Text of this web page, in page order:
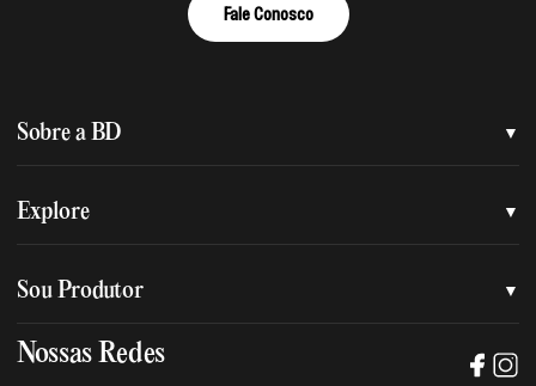
Fale Conosco
Sobre a BD
Quem somos
Política de privacidade
Explore
Assessoria de imprensa
Trabalhe na BD
Sou Produtor
Manual de mídia e da marca BD
Nossas Redes